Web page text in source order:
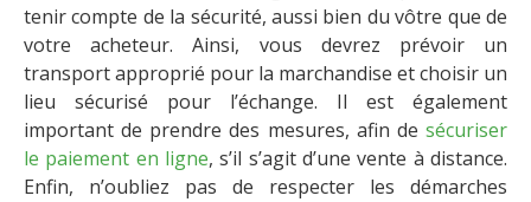
tenir compte de la sécurité, aussi bien du vôtre que de
votre acheteur. Ainsi, vous devrez prévoir un
transport approprié pour la marchandise et choisir un
lieu sécurisé pour l’échange. Il est également
important de prendre des mesures, afin de sécuriser
le paiement en ligne, s’il s’agit d’une vente à distance.
Enfin, n’oubliez pas de respecter les démarches